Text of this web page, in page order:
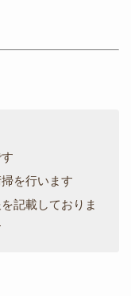
を行います
記載しておりま